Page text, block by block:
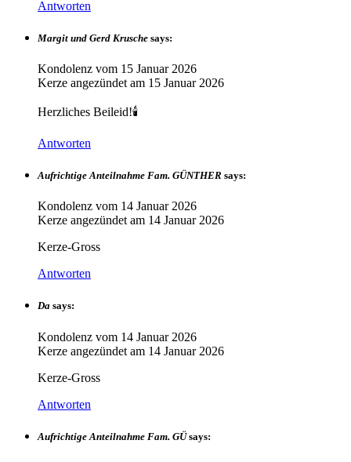
Antworten
Margit und Gerd Krusche says:
Kondolenz vom 15 Januar 2026
Kerze angezündet am 15 Januar 2026
Herzliches Beileid!🕯
Antworten
Aufrichtige Anteilnahme Fam. GÜNTHER says:
Kondolenz vom 14 Januar 2026
Kerze angezündet am 14 Januar 2026
Kerze-Gross
Antworten
Da says:
Kondolenz vom 14 Januar 2026
Kerze angezündet am 14 Januar 2026
Kerze-Gross
Antworten
Aufrichtige Anteilnahme Fam. GÜ says: